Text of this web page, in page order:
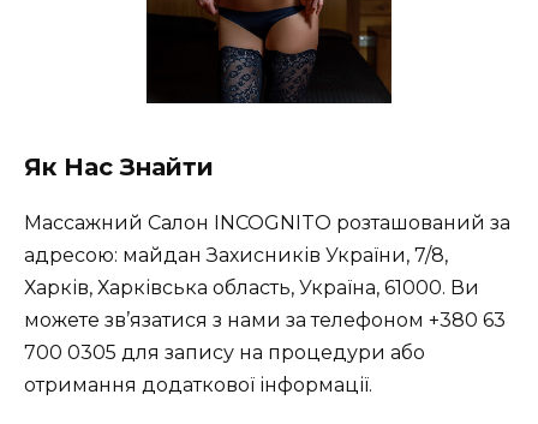
Як Нас Знайти
Массажний Салон INCOGNITO розташований за
адресою: майдан Захисників України, 7/8,
Харків, Харківська область, Україна, 61000. Ви
можете зв’язатися з нами за телефоном +380 63
700 0305 для запису на процедури або
отримання додаткової інформації.